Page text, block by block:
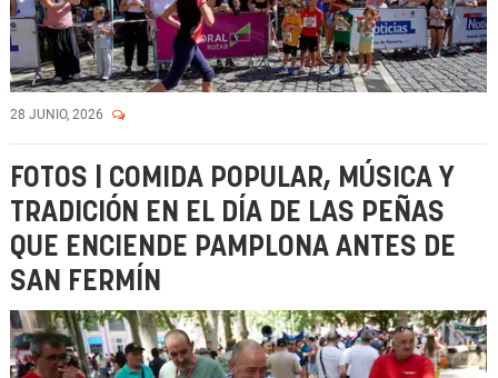
28 JUNIO, 2026
FOTOS | COMIDA POPULAR, MÚSICA Y
TRADICIÓN EN EL DÍA DE LAS PEÑAS
QUE ENCIENDE PAMPLONA ANTES DE
SAN FERMÍN